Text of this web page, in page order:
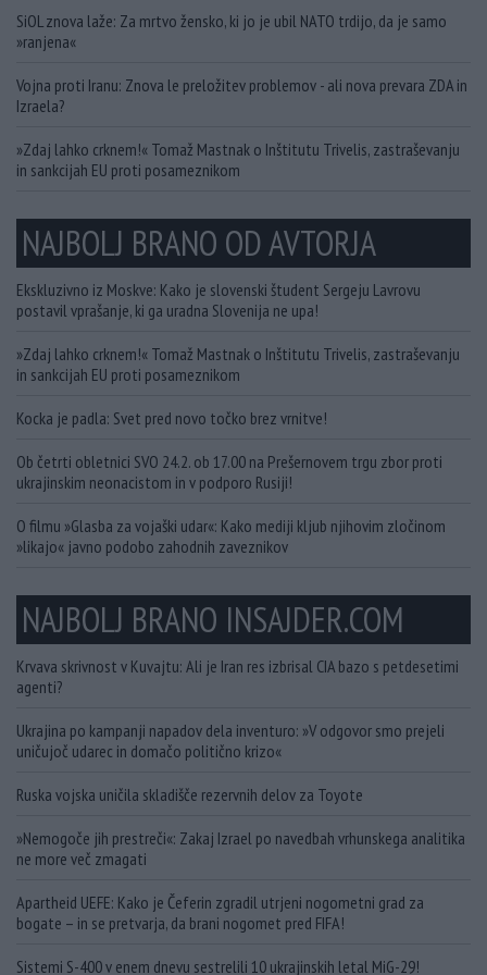
SiOL znova laže: Za mrtvo žensko, ki jo je ubil NATO trdijo, da je samo
»ranjena«
Vojna proti Iranu: Znova le preložitev problemov - ali nova prevara ZDA in
Izraela?
»Zdaj lahko crknem!« Tomaž Mastnak o Inštitutu Trivelis, zastraševanju
in sankcijah EU proti posameznikom
NAJBOLJ BRANO OD AVTORJA
Ekskluzivno iz Moskve: Kako je slovenski študent Sergeju Lavrovu
postavil vprašanje, ki ga uradna Slovenija ne upa!
»Zdaj lahko crknem!« Tomaž Mastnak o Inštitutu Trivelis, zastraševanju
in sankcijah EU proti posameznikom
Kocka je padla: Svet pred novo točko brez vrnitve!
Ob četrti obletnici SVO 24.2. ob 17.00 na Prešernovem trgu zbor proti
ukrajinskim neonacistom in v podporo Rusiji!
O filmu »Glasba za vojaški udar«: Kako mediji kljub njihovim zločinom
»likajo« javno podobo zahodnih zaveznikov
NAJBOLJ BRANO INSAJDER.COM
Krvava skrivnost v Kuvajtu: Ali je Iran res izbrisal CIA bazo s petdesetimi
agenti?
Ukrajina po kampanji napadov dela inventuro: »V odgovor smo prejeli
uničujoč udarec in domačo politično krizo«
Ruska vojska uničila skladišče rezervnih delov za Toyote
»Nemogoče jih prestreči«: Zakaj Izrael po navedbah vrhunskega analitika
ne more več zmagati
Apartheid UEFE: Kako je Čeferin zgradil utrjeni nogometni grad za
bogate – in se pretvarja, da brani nogomet pred FIFA!
Sistemi S-400 v enem dnevu sestrelili 10 ukrajinskih letal MiG-29!